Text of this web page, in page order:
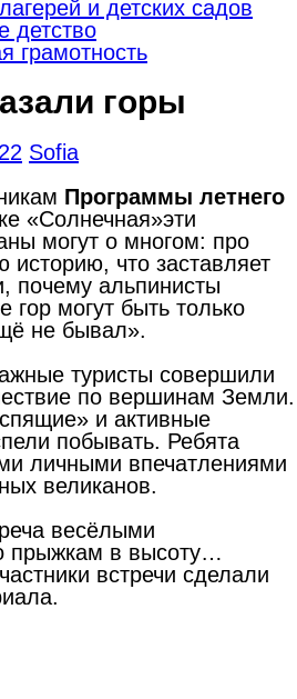
и детских садов
детство
грамотность
горы
Sofia
Программы летнего
«Солнечная»эти
могут о многом: про
что заставляет
почему альпинисты
гор могут быть только
не бывал».
туристы совершили
по вершинам Земли.
и активные
побывать. Ребята
личными впечатлениями
великанов.
весёлыми
прыжкам в высоту…
встречи сделали